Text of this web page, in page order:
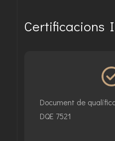
Certificacions I
Document de qualificació
DQE 7521